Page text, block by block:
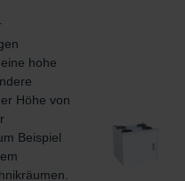
hohe
Höhe von
Beispiel